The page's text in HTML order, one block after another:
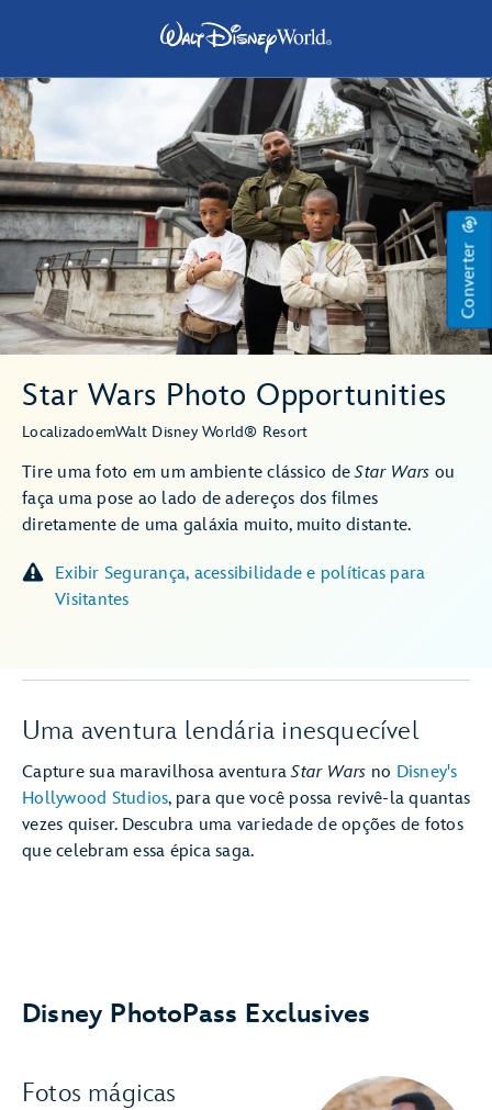
Converter
Star Wars Photo Opportunities
LocalizadoemWalt Disney World® Resort
Tire uma foto em um ambiente clássico deStar Wars ou
faça uma pose ao lado de adereços dos filmes
diretamente de uma galáxia muito, muito distante.
Exibir Segurança, acessibilidade e políticas para
Visitantes
Uma aventura lendária inesquecível
Capture sua maravilhosa aventuraStar Wars no Disney's
Hollywood Studios, para que você possa revivê-la quantas
vezes quiser. Descubra uma variedade de opções de fotos
que celebram essa épica saga.
Disney PhotoPass Exclusives
Fotos mágicas